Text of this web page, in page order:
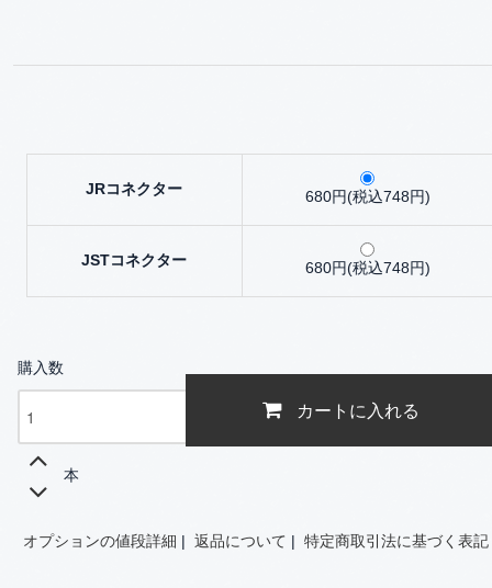
JRコネクター 680円(税込748円)
JSTコネクター 680円(税込748円)
購入数
本
カートに入れる
オプションの値段詳細 | 返品について | 特定商取引法に基づく表記